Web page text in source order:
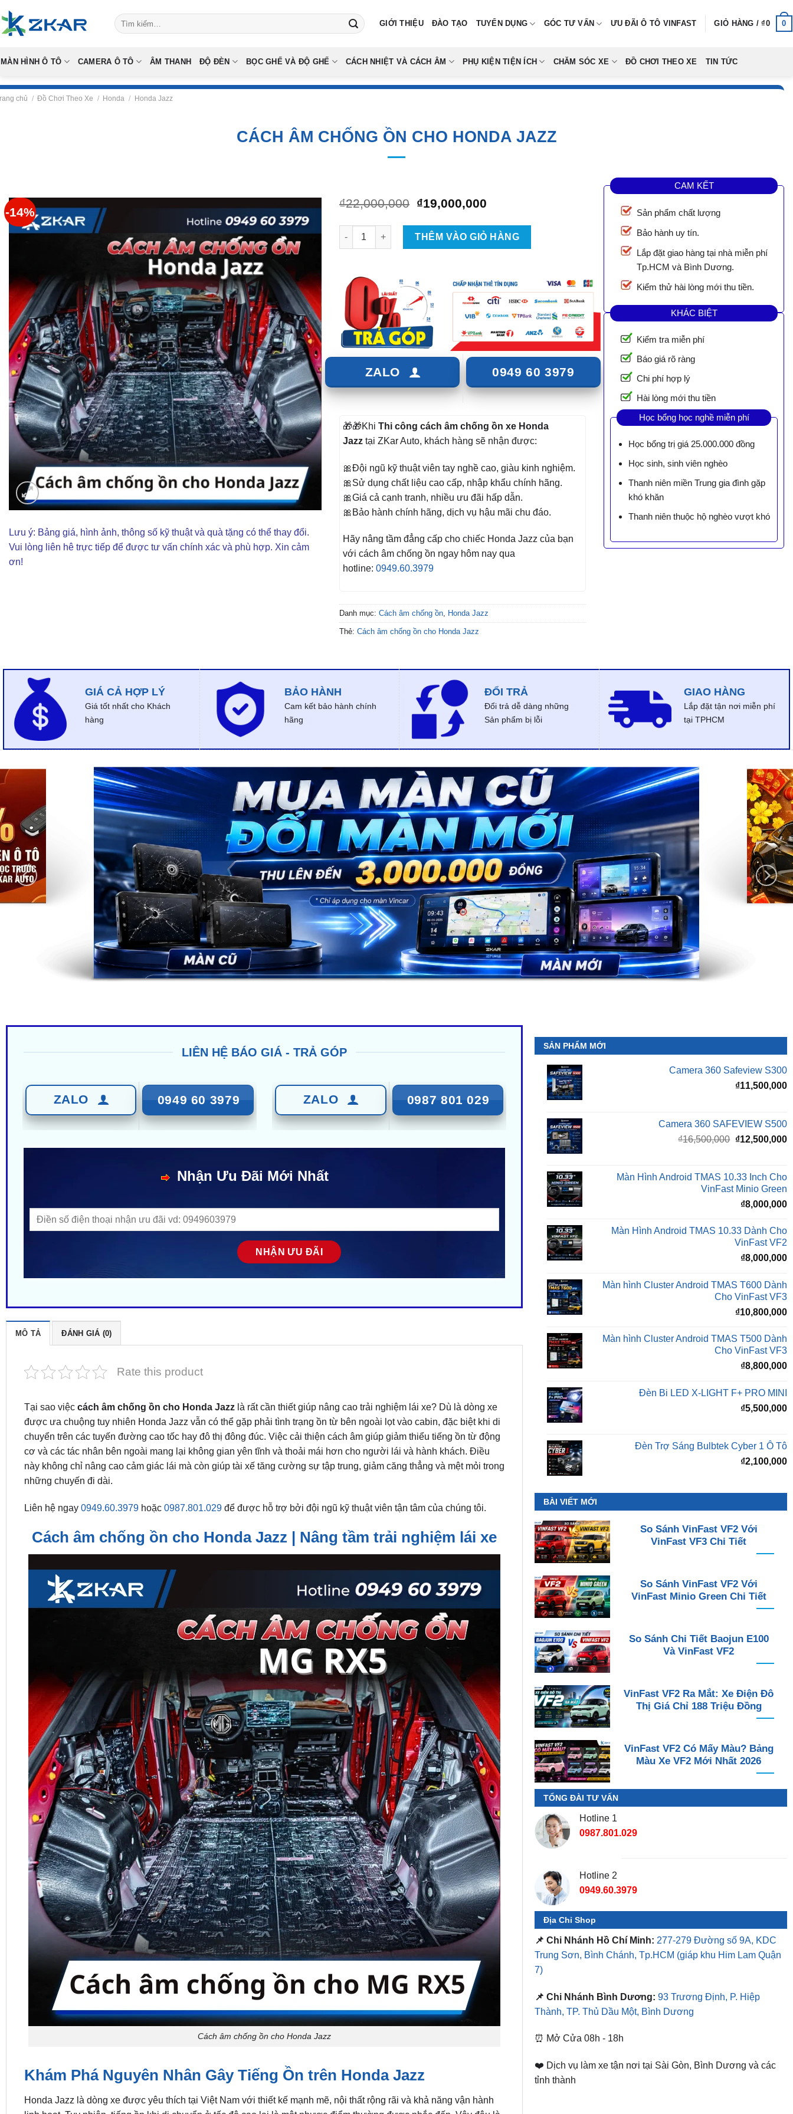
to
content
Tìm
kiếm:
GIỚI THIỆU ĐÀO TẠO TUYỂN DỤNG GÓC TƯ VẤN ƯU ĐÃI Ô TÔ VINFAST GIỎ HÀNG /₫0 0
MÀN HÌNH Ô TÔ CAMERA Ô TÔ ÂM THANH ĐỘ ĐÈN BỌC GHẾ VÀ ĐỘ GHẾ CÁCH NHIỆT VÀ CÁCH ÂM PHỤ KIỆN TIỆN ÍCH CHĂM SÓC XE ĐỒ CHƠI THEO XE TIN TỨC
chủ / Đồ Chơi Theo Xe / Honda / Honda Jazz
CÁCH ÂM CHỐNG ỒN CHO HONDA JAZZ
-14%
Lưu ý: Bảng giá, hình ảnh, thông số kỹ thuật và quà tặng có thể thay đổi.
Vui lòng liên hê trực tiếp để được tư vấn chính xác và phù hợp. Xin cảm
ơn!
₫22,000,000 Giá
là:
₫22,000,000.
₫19,000,000
tại
là:
₫19,000,000.
Cách âm chống ồn cho Honda Jazz số lượng
THÊM VÀO GIỎ HÀNG
ZALO 0949 60 3979
🎁🎁Khi Thi công cách âm chống ồn xe Honda
Jazz tại ZKar Auto, khách hàng sẽ nhận được:
🎀Đội ngũ kỹ thuật viên tay nghề cao, giàu kinh nghiệm.
🎀Sử dụng chất liệu cao cấp, nhập khẩu chính hãng.
🎀Giá cả cạnh tranh, nhiều ưu đãi hấp dẫn.
🎀Bảo hành chính hãng, dịch vụ hậu mãi chu đáo.
Hãy nâng tầm đẳng cấp cho chiếc Honda Jazz của bạn
với cách âm chống ồn ngay hôm nay qua
hotline: 0949.60.3979
Danh mục: Cách âm chống ồn, Honda Jazz
Thẻ: Cách âm chống ồn cho Honda Jazz
CAM KẾT
Sản phẩm chất lượng
Bảo hành uy tín.
Lắp đặt giao hàng tại nhà miễn phí
Tp.HCM và Bình Dương.
Kiểm thử hài lòng mới thu tiền.
KHÁC BIỆT
Kiểm tra miễn phí
Báo giá rõ ràng
Chi phí hợp lý
Hài lòng mới thu tiền
Học bổng học nghề miễn phí
Học bổng trị giá 25.000.000 đồng
Học sinh, sinh viên nghèo
Thanh niên miền Trung gia đình gặp
khó khăn
Thanh niên thuộc hộ nghèo vượt khó
GIÁ CẢ HỢP LÝ
Giá tốt nhất cho Khách
hàng
BẢO HÀNH
Cam kết bảo hành chính
hãng
ĐỔI TRẢ
Đổi trả dễ dàng những
Sản phẩm bị lỗi
GIAO HÀNG
Lắp đặt tận nơi miễn phí
tại TPHCM
LIÊN HỆ BÁO GIÁ - TRẢ GÓP
ZALO 0949 60 3979 ZALO 0987 801 029
Nhận Ưu Đãi Mới Nhất
MÔ TẢ ĐÁNH GIÁ (0)
Rate this product
Tại sao việc cách âm chống ồn cho Honda Jazzlà rất cần thiết giúp nâng cao trải nghiệm lái xe? Dù là dòng xe
được ưa chuộng tuy nhiên Honda Jazz vẫn có thể gặp phải tình trạng ồn từ bên ngoài lọt vào cabin, đặc biệt khi di
chuyển trên các tuyến đường cao tốc hay đô thị đông đúc. Việc cải thiện cách âm giúp giảm thiểu tiếng ồn từ động
cơ và các tác nhân bên ngoài mang lại không gian yên tĩnh và thoải mái hơn cho người lái và hành khách. Điều
này không chỉ nâng cao cảm giác lái mà còn giúp tài xế tăng cường sự tập trung, giảm căng thẳng và mệt mỏi trong
những chuyến đi dài.
Liên hệ ngay 0949.60.3979hoặc 0987.801.029để được hỗ trợ bởi đội ngũ kỹ thuật viên tận tâm của chúng tôi.
Cách âm chống ồn cho Honda Jazz | Nâng tầm trải nghiệm lái xe
Cách âm chống ồn cho Honda Jazz
Khám Phá Nguyên Nhân Gây Tiếng Ồn trên Honda Jazz
Honda Jazz là dòng xe được yêu thích tại Việt Nam với thiết kế mạnh mẽ, nội thất rộng rãi và khả năng vận hành
SẢN PHẨM MỚI
Camera 360 Safeview S300
₫11,500,000
Camera 360 SAFEVIEW S500
₫16,500,000 Giá
₫16,500,000.
₫12,500,000
Màn Hình Android TMAS 10.33 Inch Cho
VinFast Minio Green
₫8,000,000
Màn Hình Android TMAS 10.33 Dành Cho
VinFast VF2
₫8,000,000
Màn hình Cluster Android TMAS T600 Dành
Cho VinFast VF3
₫10,800,000
Màn hình Cluster Android TMAS T500 Dành
Cho VinFast VF3
₫8,800,000
Đèn Bi LED X-LIGHT F+ PRO MINI
₫5,500,000
Đèn Trợ Sáng Bulbtek Cyber 1 Ô Tô
₫2,100,000
BÀI VIẾT MỚI
So Sánh VinFast VF2 Với
VinFast VF3 Chi Tiết
So Sánh VinFast VF2 Với
VinFast Minio Green Chi Tiết
So Sánh Chi Tiết Baojun E100
Và VinFast VF2
VinFast VF2 Ra Mắt: Xe Điện Đô
Thị Giá Chỉ 188 Triệu Đồng
VinFast VF2 Có Mấy Màu? Bảng
Màu Xe VF2 Mới Nhất 2026
TỔNG ĐÀI TƯ VẤN
Hotline 1
0987.801.029
Hotline 2
0949.60.3979
Địa Chỉ Shop
📌 Chi Nhánh Hồ Chí Minh: 277-279 Đường số 9A, KDC
Trung Sơn, Bình Chánh, Tp.HCM (giáp khu Him Lam Quận
7)
📌 Chi Nhánh Bình Dương: 93 Trương Định, P. Hiệp
Thành, TP. Thủ Dầu Một, Bình Dương
⏰ Mở Cửa 08h - 18h
❤️ Dịch vụ làm xe tận nơi tại Sài Gòn, Bình Dương và các
tỉnh thành